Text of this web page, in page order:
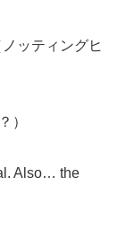
ノッティングヒ
）
Also… the